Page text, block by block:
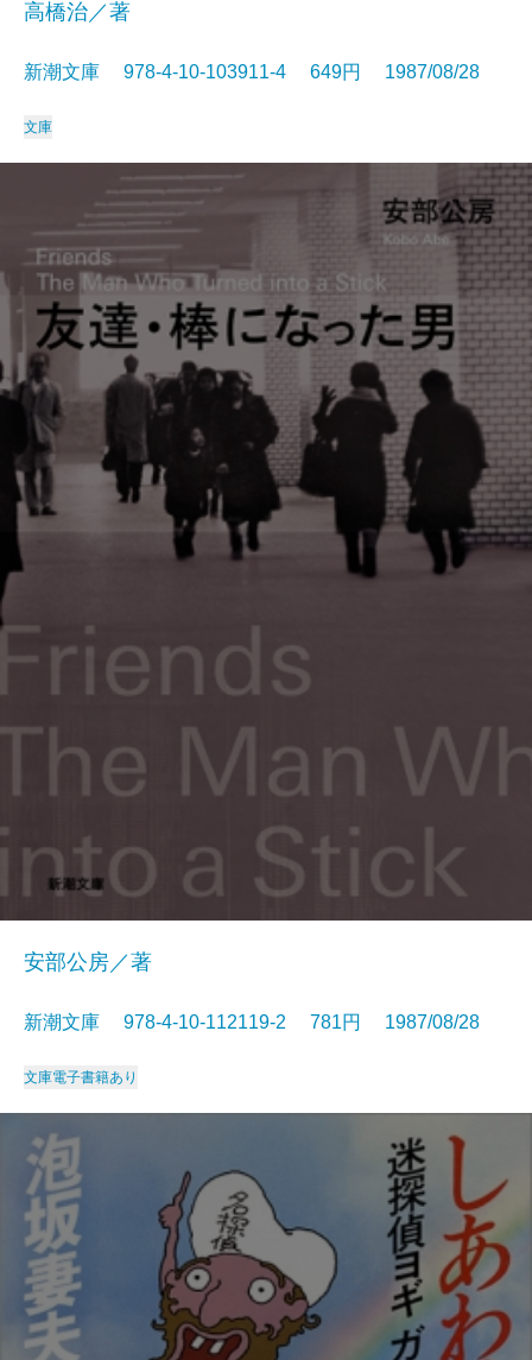
高橋治／著
新潮文庫 978-4-10-103911-4 649円 1987/08/28
文庫
安部公房／著
新潮文庫 978-4-10-112119-2 781円 1987/08/28
文庫電子書籍あり